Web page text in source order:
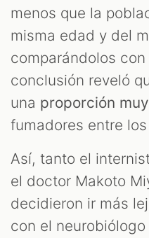
menos que la
misma edad y del
comparándolos
conclusión reveló
una proporción
fumadores entre
Así, tanto el
el doctor Makoto
decidieron ir más
con el